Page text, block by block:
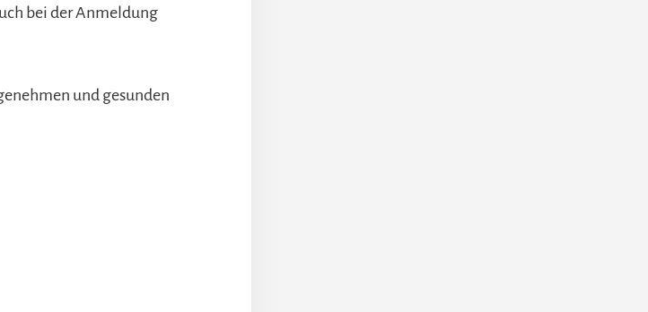
bei der Anmeldung
und gesunden